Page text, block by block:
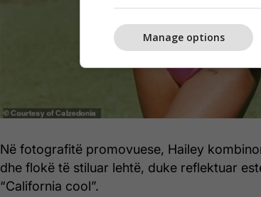
Në fotografitë promovuese, Hailey
dhe flokë të stiluar lehtë, duke reflektuar
“California cool”.
Manage options